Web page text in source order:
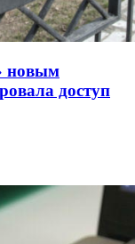
новым
доступ